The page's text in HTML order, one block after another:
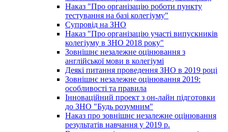
Наказ "Про організацію роботи пункту
тестування на базі колегіуму"
Супровід на ЗНО
Наказ "Про організацію участі випускників
колегіуму в ЗНО 2018 року"
Зовнішнє незалежне оцінювання з
англійської мови в колегіумі
Деякі питання проведення ЗНО в 2019 році
Зовнішнє незалежне оцінювання 2019:
особливості та правила
Інноваційний проект з он-лайн підготовки
до ЗНО "Будь розумним"
Наказ про зовнішнє незалежне оцінювання
результатів навчання у 2019 р.